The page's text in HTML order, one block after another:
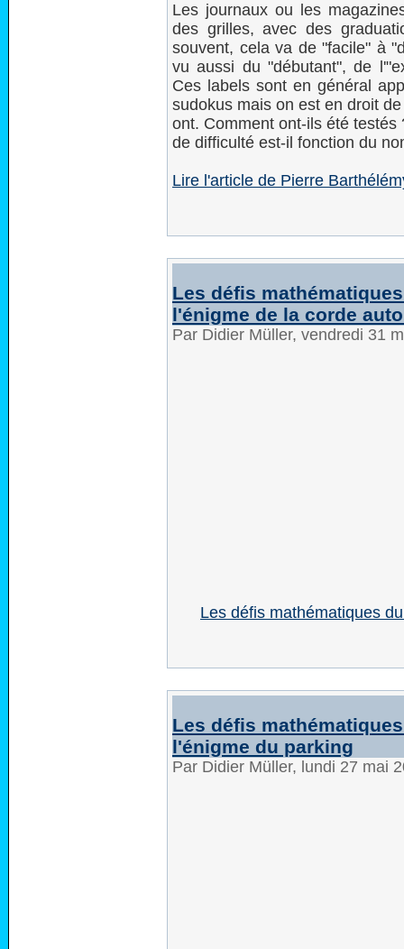
Les journaux ou les
des grilles, avec des
souvent, cela va de "facile" à
vu aussi du "débutant", de
Ces labels sont en général
sudokus mais on est en droit
ont. Comment ont-ils été
de difficulté est-il fonction du
Lire l'article de Pierre
Les défis
l'énigme de la corde
Par Didier Müller, vendredi 31
Les défis mathématiques
Les défis
l'énigme du parking
Par Didier Müller, lundi 27 mai